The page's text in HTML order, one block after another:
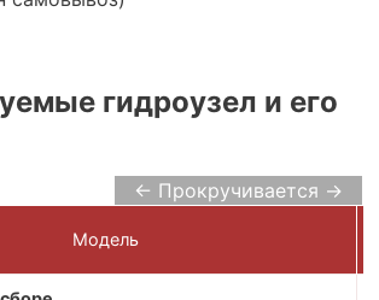
гидроузел и его
← Прокручивается →
Модель